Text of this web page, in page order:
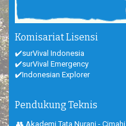
Komisariat Lisensi
✔️surVival Indonesia
✔️surVival Emergency
✔️Indonesian Explorer
Pendukung Teknis
👥 Akademi Tata Nurani - Cimahi